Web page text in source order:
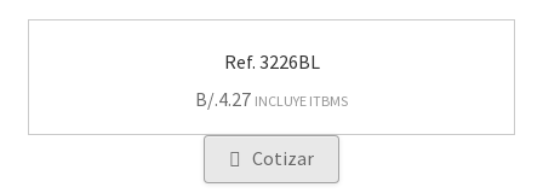
Ref. 3226BL
B/.4.27 INCLUYE ITBMS
Cotizar